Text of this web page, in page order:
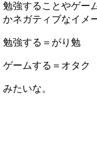
勉強することやゲー
かネガティブなイメ
勉強する＝がり勉
ゲームする＝オタク
みたいな。